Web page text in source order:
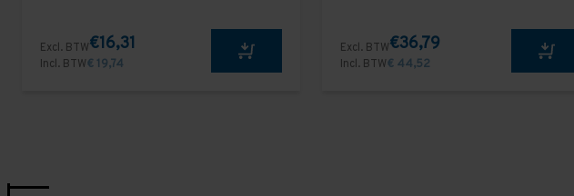
Excl. BTW€16,31
Incl. BTW€ 19,74
Excl. BTW€36,79
Incl. BTW€ 44,52